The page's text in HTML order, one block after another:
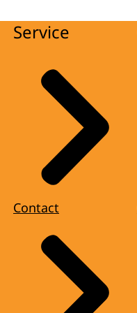
Service
Contact